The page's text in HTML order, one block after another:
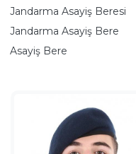
Jandarma Asayiş Beresi
Jandarma Asayiş Bere
Asayiş Bere